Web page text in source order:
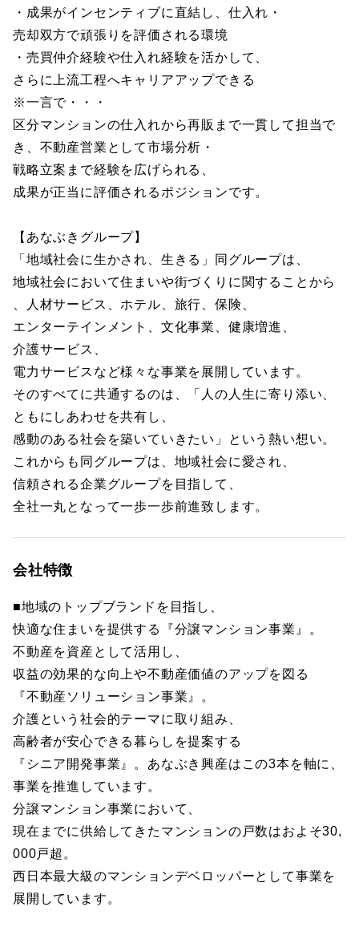
・成果がインセンティブに直結し、仕入れ・
売却双方で頑張りを評価される環境
・売買仲介経験や仕入れ経験を活かして、
さらに上流工程へキャリアアップできる
※一言で・・・
区分マンションの仕入れから再販まで一貫して担当で
き、不動産営業として市場分析・
戦略立案まで経験を広げられる、
成果が正当に評価されるポジションです。
【あなぶきグループ】
「地域社会に生かされ、生きる」同グループは、
地域社会において住まいや街づくりに関することから
、人材サービス、ホテル、旅行、保険、
エンターテインメント、文化事業、健康増進、
介護サービス、
電力サービスなど様々な事業を展開しています。
そのすべてに共通するのは、「人の人生に寄り添い、
ともにしあわせを共有し、
感動のある社会を築いていきたい」という熱い想い。
これからも同グループは、地域社会に愛され、
信頼される企業グループを目指して、
全社一丸となって一歩一歩前進致します。
会社特徴
■地域のトップブランドを目指し、
快適な住まいを提供する『分譲マンション事業』。
不動産を資産として活用し、
収益の効果的な向上や不動産価値のアップを図る
『不動産ソリューション事業』。
介護という社会的テーマに取り組み、
高齢者が安心できる暮らしを提案する
『シニア開発事業』。あなぶき興産はこの3本を軸に、
事業を推進しています。
分譲マンション事業において、
現在までに供給してきたマンションの戸数はおよそ30,
000戸超。
西日本最大級のマンションデベロッパーとして事業を
展開しています。